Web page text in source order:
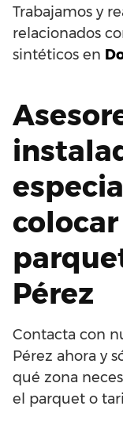
Trabajamos y
relacionados
sintéticos en
Pérez
Contacta con
Pérez ahora y
qué zona
el parquet o